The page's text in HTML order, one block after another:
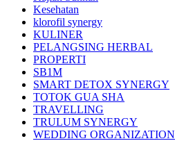
Kesehatan
klorofil synergy
KULINER
PELANGSING HERBAL
PROPERTI
SB1M
SMART DETOX SYNERGY
TOTOK GUA SHA
TRAVELLING
TRULUM SYNERGY
WEDDING ORGANIZATION